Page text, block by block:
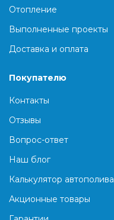
Отопление
Выполненные проекты
Доставка и оплата
Покупателю
Контакты
Отзывы
Вопрос-ответ
Наш блог
Калькулятор автополива
Акционные товары